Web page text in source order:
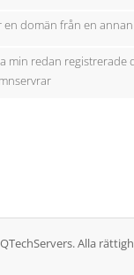
en domän från en
min redan registrerade
Alla